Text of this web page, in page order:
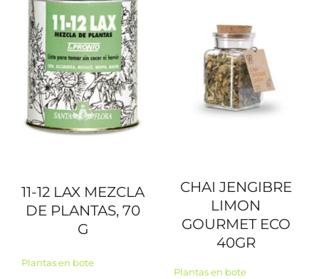
11-12 LAX MEZCLA
DE PLANTAS, 70
G
Plantas en bote
CHAI JENGIBRE
LIMON
GOURMET ECO
40GR
Plantas en bote